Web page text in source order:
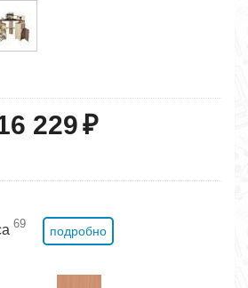
229₽
69
подробно